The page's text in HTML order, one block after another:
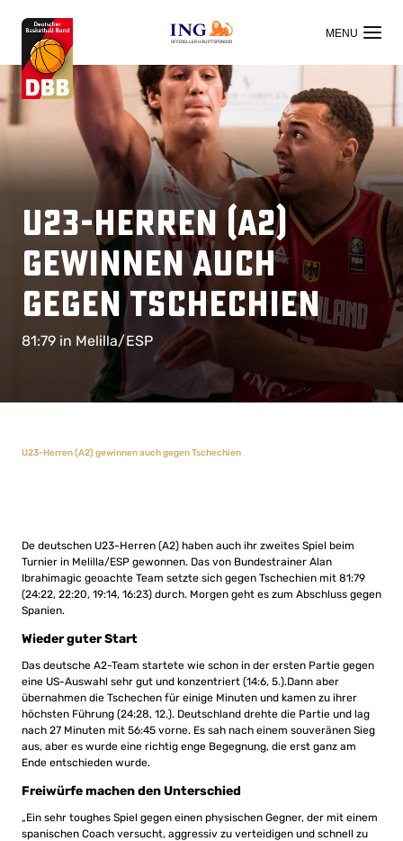
OFFIZIELLER HAUPTSPONSOR
U23-Herren (A2)
gewinnen auch
gegen Tschechien
81:79 in Melilla/ESP
U23-Herren (A2) gewinnen auch gegen Tschechien
De deutschen U23-Herren (A2) haben auch ihr zweites Spiel beim
Turnier in Melilla/ESP gewonnen. Das von Bundestrainer Alan
Ibrahimagic geoachte Team setzte sich gegen Tschechien mit 81:79
(24:22, 22:20, 19:14, 16:23) durch. Morgen geht es zum Abschluss gegen
Spanien.
Wieder guter Start
Das deutsche A2-Team startete wie schon in der ersten Partie gegen
eine US-Auswahl sehr gut und konzentriert (14:6, 5.).Dann aber
übernahmen die Tschechen für einige Minuten und kamen zu ihrer
höchsten Führung (24:28, 12.). Deutschland drehte die Partie und lag
nach 27 Minuten mit 56:45 vorne. Es sah nach einem souveränen Sieg
aus, aber es wurde eine richtig enge Begegnung, die erst ganz am
Ende entschieden wurde.
Freiwürfe machen den Unterschied
„Ein sehr toughes Spiel gegen einen physischen Gegner, der mit einem
spanischen Coach versucht, aggressiv zu verteidigen und schnell zu